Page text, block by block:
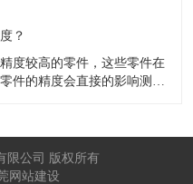
廊样子繁杂的曲线图，斜面
？
度较高的零件，这些零件在
件的精度会直接的影响测量
被测尺寸的数值，可分为测
限公司 版权所有
网站建设